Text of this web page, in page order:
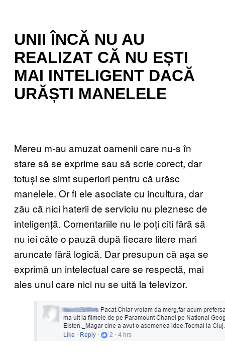
UNII ÎNCĂ NU AU
REALIZAT CĂ NU EȘTI
MAI INTELIGENT DACĂ
URĂȘTI MANELELE
Mereu m-au amuzat oamenii care nu-s în
stare să se exprime sau să scrie corect, dar
totuși se simt superiori pentru că urăsc
manelele. Or fi ele asociate cu incultura, dar
zău că nici haterii de serviciu nu pleznesc de
inteligență. Comentariile nu le poți citi fără să
nu iei câte o pauză după fiecare litere mari
aruncate fără logică. Dar presupun că așa se
exprimă un intelectual care se respectă, mai
ales unul care nici nu se uită la televizor.